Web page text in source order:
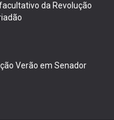
da Revolução
Verão em Senador